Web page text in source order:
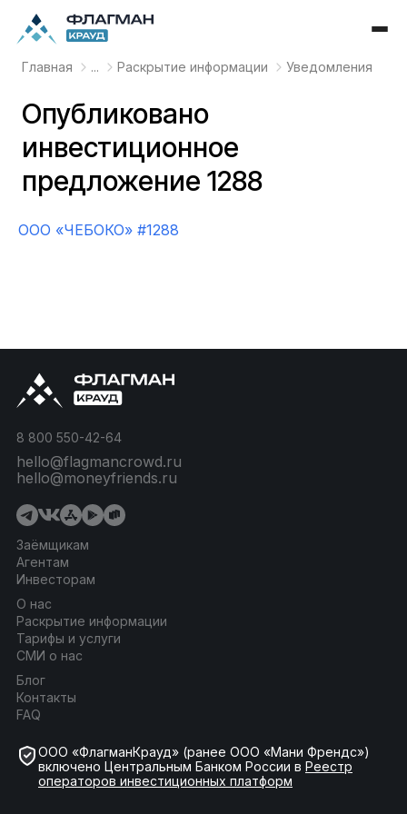
Главная ... Раскрытие информации Уведомления
Опубликовано
инвестиционное
предложение 1288
OOO «ЧЕБОКО» #1288
Заёмщикам
Агентам
Инвесторам
О нас
Раскрытие информации
Тарифы и услуги
СМИ о нас
Блог
Контакты
FAQ
8 800 550-42-64
hello@flagmancrowd.ru
hello@moneyfriends.ru
ООО «ФлагманКрауд» (ранее ООО «Мани Френдс»)
включено Центральным Банком России в Реестр
операторов инвестиционных платформ